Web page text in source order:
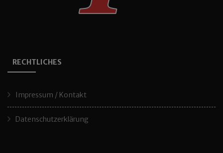
RECHTLICHES
Impressum / Kontakt
Datenschutzerklärung